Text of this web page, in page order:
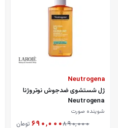
Neutrogena
ژل شستشوی ضدجوش نوتروژنا
Neutrogena
شوینده صورت
۸۹۰٬۰۰۰۶۹۰٬۰۰۰ تومان